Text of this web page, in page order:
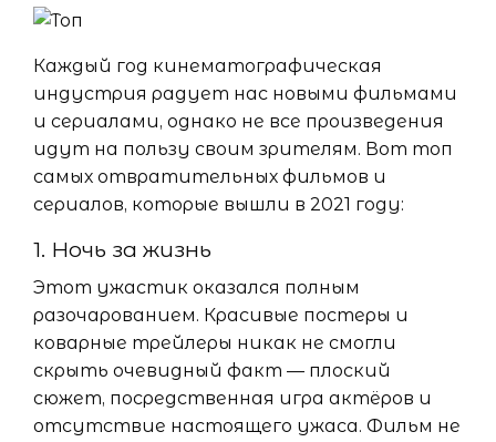
Каждый год кинематографическая
индустрия радует нас новыми фильмами
и сериалами, однако не все произведения
идут на пользу своим зрителям. Вот топ
самых отвратительных фильмов и
сериалов, которые вышли в 2021 году:
1. Ночь за жизнь
Этот ужастик оказался полным
разочарованием. Красивые постеры и
коварные трейлеры никак не смогли
скрыть очевидный факт — плоский
сюжет, посредственная игра актёров и
отсутствие настоящего ужаса. Фильм не